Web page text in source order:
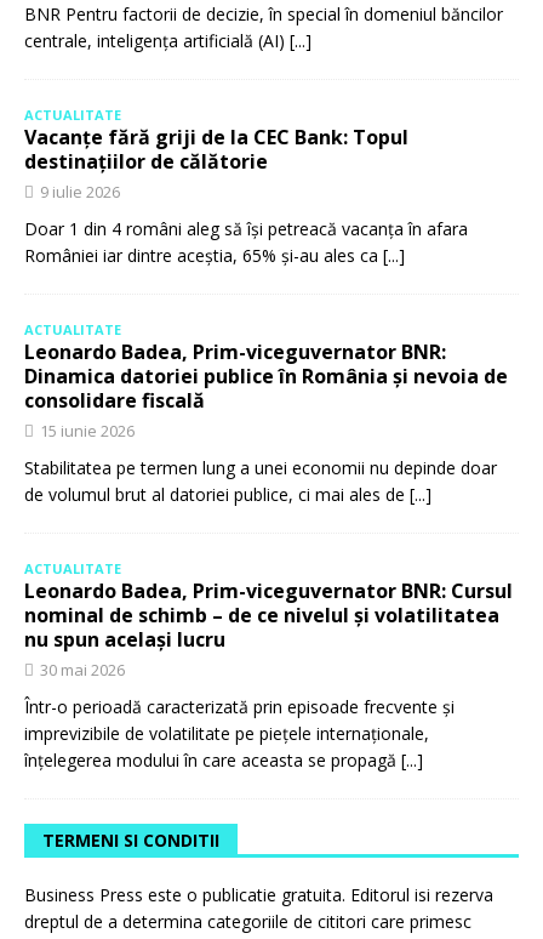
BNR Pentru factorii de decizie, în special în domeniul băncilor
centrale, inteligența artificială (AI) [...]
ACTUALITATE
Vacanțe fără griji de la CEC Bank: Topul
destinațiilor de călătorie
9 iulie 2026
Doar 1 din 4 români aleg să își petreacă vacanța în afara
României iar dintre aceștia, 65% și-au ales ca [...]
ACTUALITATE
Leonardo Badea, Prim-viceguvernator BNR:
Dinamica datoriei publice în România și nevoia de
consolidare fiscală
15 iunie 2026
Stabilitatea pe termen lung a unei economii nu depinde doar
de volumul brut al datoriei publice, ci mai ales de [...]
ACTUALITATE
Leonardo Badea, Prim-viceguvernator BNR: Cursul
nominal de schimb – de ce nivelul și volatilitatea
nu spun același lucru
30 mai 2026
Într-o perioadă caracterizată prin episoade frecvente și
imprevizibile de volatilitate pe piețele internaționale,
înțelegerea modului în care aceasta se propagă [...]
TERMENI SI CONDITII
Business Press este o publicatie gratuita. Editorul isi rezerva
dreptul de a determina categoriile de cititori care primesc